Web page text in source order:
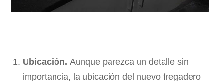
Ubicación.Aunque parezca un detalle sin
importancia, la ubicación del nuevo fregadero